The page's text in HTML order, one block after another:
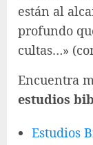
están al
profundo
cultas…»
Encuentra
estudios
Estudios